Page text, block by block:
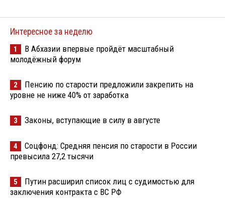
Интересное за неделю
1
В Абхазии впервые пройдёт масштабный
молодёжный форум
2
Пенсию по старости предложили закрепить на
уровне не ниже 40% от заработка
3 Законы, вступающие в силу в августе
4
Соцфонд: Средняя пенсия по старости в России
превысила 27,2 тысячи
5
Путин расширил список лиц с судимостью для
заключения контракта с ВС РФ